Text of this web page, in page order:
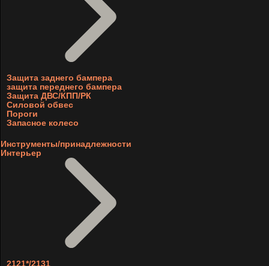
Защита заднего бампера
защита переднего бампера
Защита ДВС/КПП/РК
Силовой обвес
Пороги
Запасное колесо
Инструменты/принадлежности
Интерьер
2121*/2131